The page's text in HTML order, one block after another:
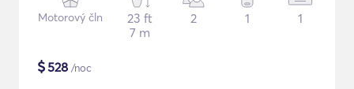
Motorový čln
23 ft
7 m
2 1 1
$528 /noc